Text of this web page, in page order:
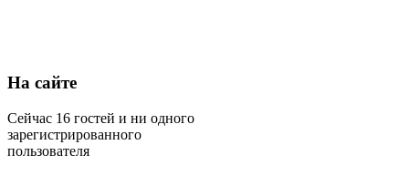
На сайте
Сейчас 16 гостей и ни одного
зарегистрированного
пользователя